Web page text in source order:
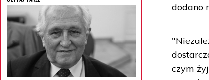
dodano
czym